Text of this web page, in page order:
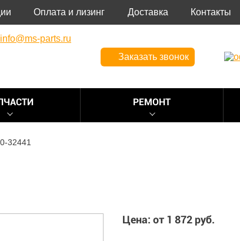
Оплата и лизинг Доставка Контакты
info@ms-parts.ru
Заказать звонок
РЕМОНТ
32441
Цена: от 1 872 руб.